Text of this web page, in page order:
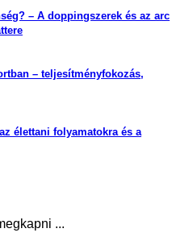
– A doppingszerek és az arc
– teljesítményfokozás,
élettani folyamatokra és a
...